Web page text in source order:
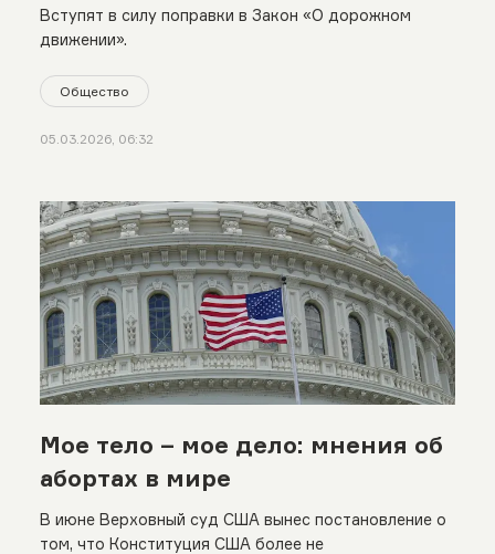
Вступят в силу поправки в Закон «О дорожном
движении».
Общество
05.03.2026, 06:32
Мое тело – мое дело: мнения об
абортах в мире
В июне Верховный суд США вынес постановление о
том, что Конституция США более не